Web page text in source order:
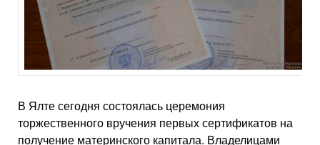
В Ялте сегодня состоялась церемония
торжественного вручения первых сертификатов на
получение материнского капитала. Владелицами